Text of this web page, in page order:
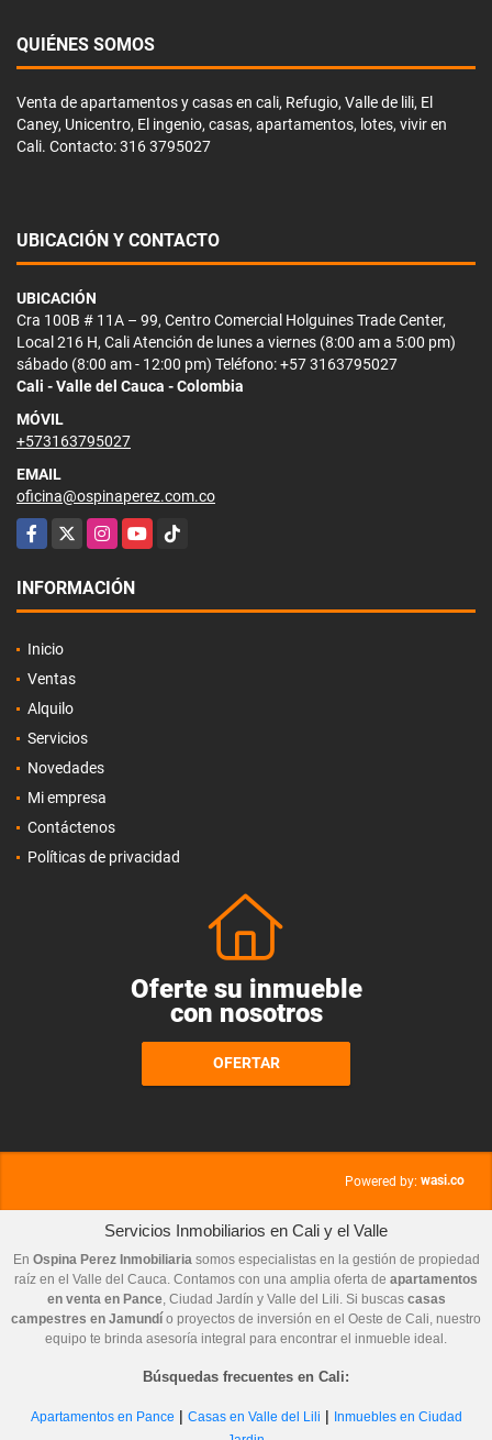
QUIÉNES SOMOS
Venta de apartamentos y casas en cali, Refugio, Valle de lili, El
Caney, Unicentro, El ingenio, casas, apartamentos, lotes, vivir en
Cali. Contacto: 316 3795027
UBICACIÓN Y CONTACTO
UBICACIÓN
Cra 100B # 11A – 99, Centro Comercial Holguines Trade Center,
Local 216 H, Cali Atención de lunes a viernes (8:00 am a 5:00 pm)
sábado (8:00 am - 12:00 pm) Teléfono: +57 3163795027
Cali - Valle del Cauca - Colombia
MÓVIL
+573163795027
EMAIL
oficina@ospinaperez.com.co
Facebook
X InstagramYouTubeTikTok
INFORMACIÓN
Inicio
Ventas
Alquilo
Servicios
Novedades
Mi empresa
Contáctenos
Políticas de privacidad
Oferte su inmueble
con nosotros
OFERTAR
Powered by: wasi.co
Servicios Inmobiliarios en Cali y el Valle
En Ospina Perez Inmobiliaria somos especialistas en la gestión de propiedad
raíz en el Valle del Cauca. Contamos con una amplia oferta de apartamentos
en venta en Pance, Ciudad Jardín y Valle del Lili. Si buscas casas
campestres en Jamundí o proyectos de inversión en el Oeste de Cali, nuestro
equipo te brinda asesoría integral para encontrar el inmueble ideal.
Búsquedas frecuentes en Cali:
Apartamentos en Pance | Casas en Valle del Lili | Inmuebles en Ciudad